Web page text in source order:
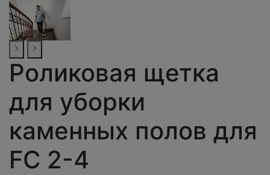
Роликовая щетка
для уборки
каменных полов для
FC 2-4